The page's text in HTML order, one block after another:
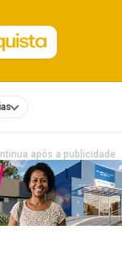
após a publicidade